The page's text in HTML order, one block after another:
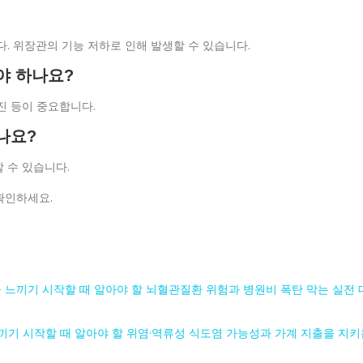
위장관의 기능 저하로 인해 발생할 수 있습니다.
하나요?
등이 중요합니다.
요?
수 있습니다.
인하세요.
끼기 시작할 때 알아야 할 뇌혈관질환 위험과 병원비 폭탄 막는 실전
시작할 때 알아야 할 위염·역류성 식도염 가능성과 가계 지출을 지